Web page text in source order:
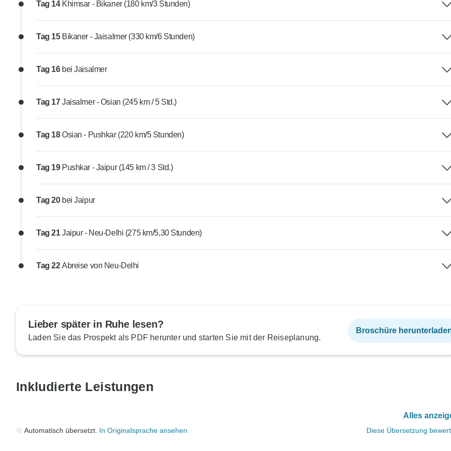
Tag 14 Khimsar - Bikaner (180 km/3 Stunden)
Tag 15 Bikaner - Jaisalmer (330 km/6 Stunden)
Tag 16 bei Jaisalmer
Tag 17Jaisalmer - Osian (245 km / 5 Std.)
Tag 18Osian - Pushkar (220 km/5 Stunden)
Tag 19 Pushkar - Jaipur (145 km / 3 Std.)
Tag 20 bei Jaipur
Tag 21Jaipur - Neu-Delhi (275 km/5,30 Stunden)
Tag 22Abreise von Neu-Delhi
Lieber später in Ruhe lesen?
Laden Sie das Prospekt als PDF herunter und starten Sie mit der Reiseplanung.
Broschüre
Inkludierte Leistungen
Alles
Automatisch übersetzt. In Originalsprache ansehen Diese Übersetzung